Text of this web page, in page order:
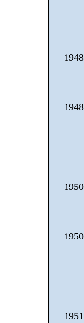
1948
1948
1950
1950
1951